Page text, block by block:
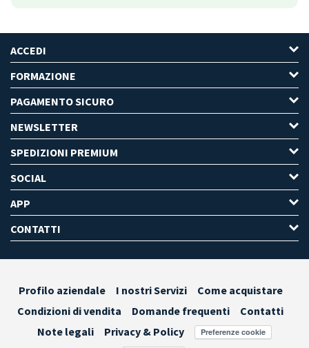
ACCEDI
FORMAZIONE
PAGAMENTO SICURO
NEWSLETTER
SPEDIZIONI PREMIUM
SOCIAL
APP
CONTATTI
Profilo aziendale I nostri Servizi
Come acquistare
Condizioni di vendita
Domande frequenti
Contatti
Note legali
Privacy & Policy Preferenze cookie